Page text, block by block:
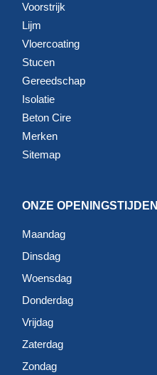
Voorstrijk
Lijm
Vloercoating
Stucen
Gereedschap
Isolatie
Beton Cire
Merken
Sitemap
ONZE OPENINGSTIJDEN
Maandag
Dinsdag
Woensdag
Donderdag
Vrijdag
Zaterdag
Zondag